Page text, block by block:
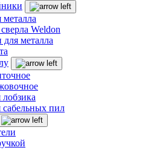
Weldon
металла
сабельных пил